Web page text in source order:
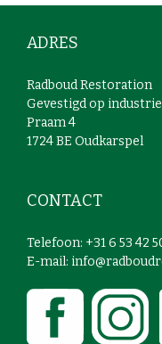
ADRES
Radboud Restoration
Gevestigd op
Praam 4
1724 BE Oudkarspel
CONTACT
Telefoon: +31 6 53 42
E-mail: